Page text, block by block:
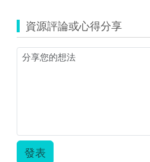
資源評論或心得分享
發表